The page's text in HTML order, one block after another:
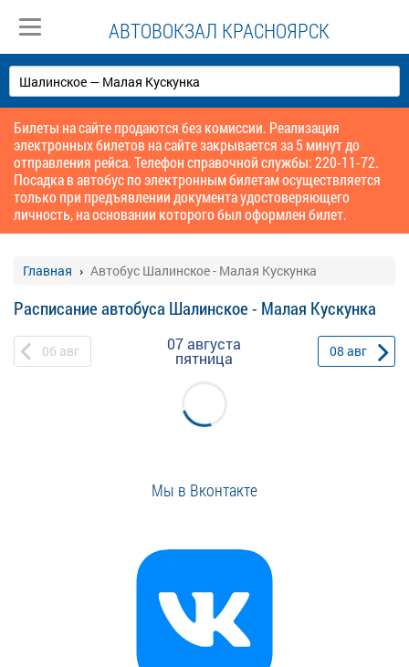
АВТОВОКЗАЛ КРАСНОЯРСК
Билеты на сайте продаются без комиссии. Реализация
электронных билетов на сайте закрывается за 5 минут до
отправления рейса. Телефон справочной службы: 220-11-72.
Посадка в автобус по электронным билетам осуществляется
только при предъявлении документа удостоверяющего
личность, на основании которого был оформлен билет.
Главная Автобус Шалинское - Малая Кускунка
Расписание автобуса Шалинское - Малая Кускунка
06 авг 07 августа
пятница 08 авг
Мы в Вконтакте